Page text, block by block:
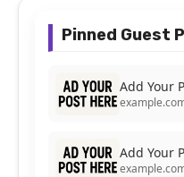
Pinned Guest
Add Your
Add Your